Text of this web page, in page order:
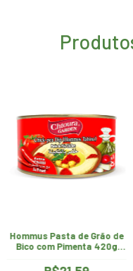
Hommus Pasta de Grão de
Bico com Pimenta 420g